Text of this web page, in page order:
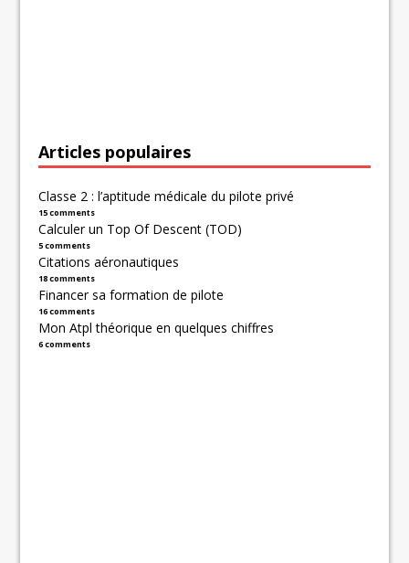
Articles populaires
Classe 2 : l’aptitude médicale du pilote privé
15 comments
Calculer un Top Of Descent (TOD)
5 comments
Citations aéronautiques
18 comments
Financer sa formation de pilote
16 comments
Mon Atpl théorique en quelques chiffres
6 comments